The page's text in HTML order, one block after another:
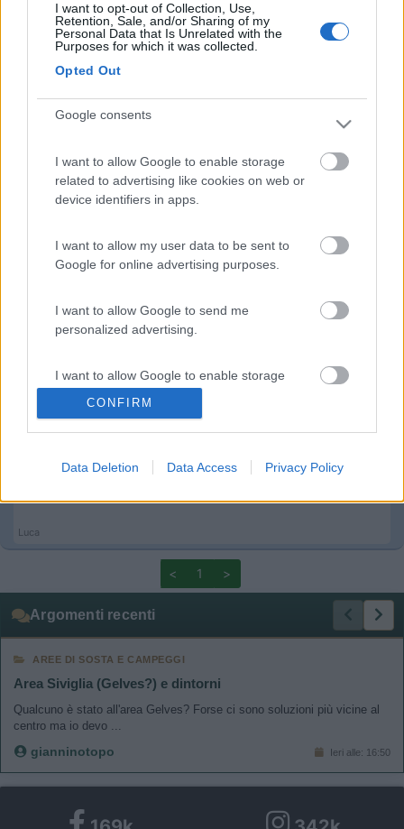
I want to opt-out of Collection, Use,
Retention, Sale, and/or Sharing of my
Personal Data that Is Unrelated with the
Purposes for which it was collected.
Opted Out
Google consents
I want to allow Google to enable storage
related to advertising like cookies on web or
device identifiers in apps.
I want to allow my user data to be sent to
Google for online advertising purposes.
I want to allow Google to send me
personalized advertising.
I want to allow Google to enable storage
related to analytics like cookies on web or
I want to allow Google to enable storage
related to functionality of the website or app.
I want to allow Google to enable storage
related to security, including authentication
CONFIRM
Data Deletion Data Access Privacy Policy
pischellino
In risposta al messaggio di 13:59:44
salve, forse è una domanda stupida . ma vorrei avere conferma quando
su un contratto assicurativo per una polizza camper sulla voce incendio
o altra cosa vi è una franchigia di 400 euro ,il costo franchigia
...
Tommaso non avrebbe potuto spiegarti meglio
himmer80
2877
ok compreso perfettamente ,grazie mille per i chiarimenti
Luca
< 1 >
Argomenti recenti
AREE DI SOSTA E CAMPEGGI
Area Siviglia (Gelves?) e dintorni
Qualcuno è stato all'area Gelves? Forse ci sono soluzioni più vicine al
centro ma io devo ...
gianninotopo Ieri alle: 16:50